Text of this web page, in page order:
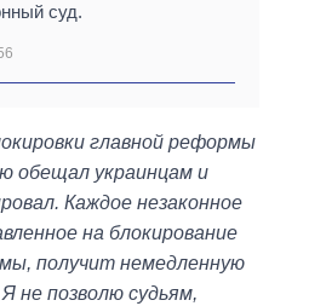
суд.
главной реформы
обещал украинцам и
Каждое незаконное
на блокирование
получит немедленную
не позволю судьям,